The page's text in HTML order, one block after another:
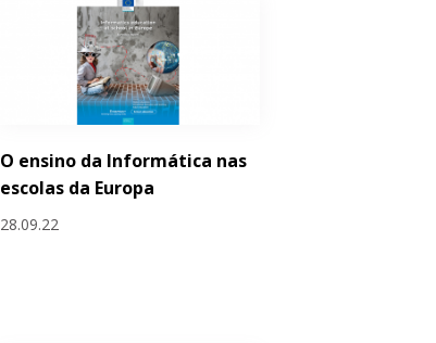
O ensino da Informática nas
escolas da Europa
28.09.22